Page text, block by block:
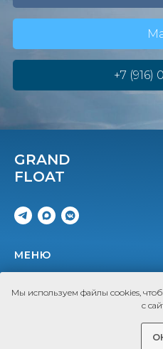
+7 (916)
GRAND
FLOAT
МЕНЮ
СПА-программы
Мы используем файлы cookies,
с